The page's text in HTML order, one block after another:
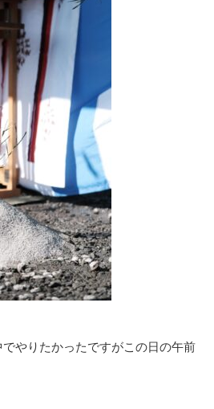
やりたかったですがこの日の午前